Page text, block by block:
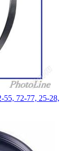
72-77, 25-28,